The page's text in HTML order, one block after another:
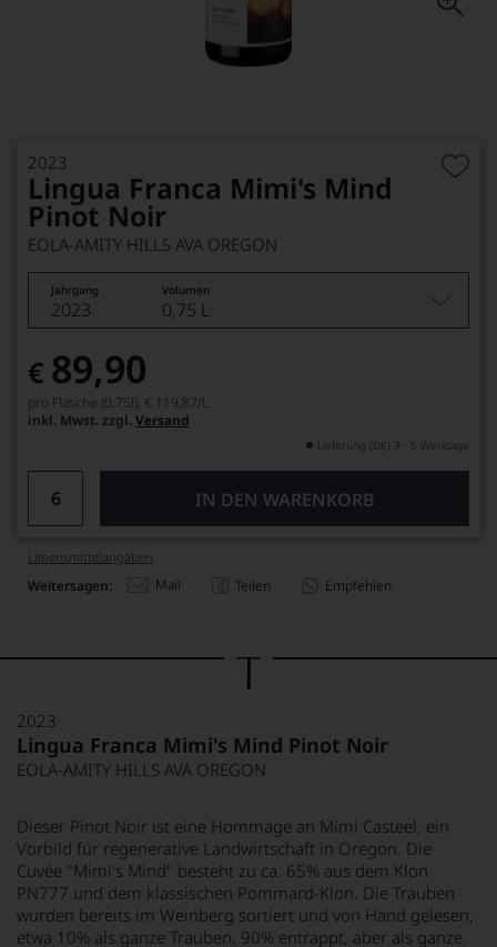
2023
Lingua Franca Mimi's Mind
Pinot Noir
EOLA-AMITY HILLS AVA OREGON
Jahrgang Volumen
2023 0,75 L
€ 89,90
pro Flasche (0.75l), € 119,87/L
inkl. Mwst. zzgl. Versand
Lieferung (DE) 3 - 5 Werktage
IN DEN WARENKORB
Lebensmittel­angaben
Weitersagen: Mail Teilen Empfehlen
2023
Lingua Franca Mimi's Mind Pinot Noir
EOLA-AMITY HILLS AVA OREGON
Dieser Pinot Noir ist eine Hommage an Mimi Casteel, ein
Vorbild für regenerative Landwirtschaft in Oregon. Die
Cuvée "Mimi's Mind" besteht zu ca. 65% aus dem Klon
PN777 und dem klassischen Pommard-Klon. Die Trauben
wurden bereits im Weinberg sortiert und von Hand gelesen,
etwa 10% als ganze Trauben, 90% entrappt, aber als ganze